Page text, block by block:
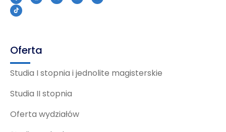
Oferta
Studia I stopnia i jednolite magisterskie
Studia II stopnia
Oferta wydziałów